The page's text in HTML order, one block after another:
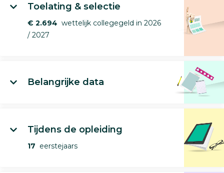
Toelating & selectie
€ 2.694 wettelijk collegegeld in 2026
/ 2027
Belangrijke data
Tijdens de opleiding
17 eerstejaars